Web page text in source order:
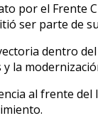
por el Frente
ser parte de
dentro
la
al frente